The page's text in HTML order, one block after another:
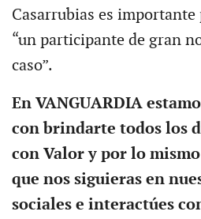
Casarrubias es importante
“un participante de gran
caso”.
En VANGUARDIA
con brindarte todos los
con Valor y por lo
que nos siguieras en
sociales e interactúes